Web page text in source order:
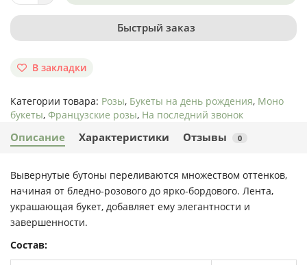
Быстрый заказ
В закладки
Категории товара: Розы, Букеты на день рождения, Моно
букеты, Французские розы, На последний звонок
Описание Характеристики Отзывы 0
Вывернутые бутоны переливаются множеством оттенков,
начиная от бледно-розового до ярко-бордового. Лента,
украшающая букет, добавляет ему элегантности и
завершенности.
Состав: